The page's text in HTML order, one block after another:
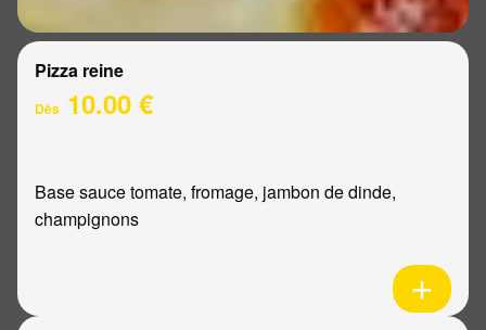
Pizza reine
Dès 10.00 €
Base sauce tomate, fromage, jambon de dinde,
champignons